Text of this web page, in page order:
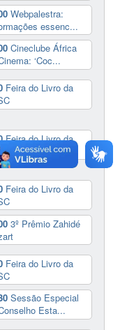
Webpalestra:
essenc...
Cineclube África
‘Coc...
Feira do Livro da
Feira do Livro da
Feira do Livro da
3º Prêmio Zahidé
Feira do Livro da
Sessão Especial
Esta...